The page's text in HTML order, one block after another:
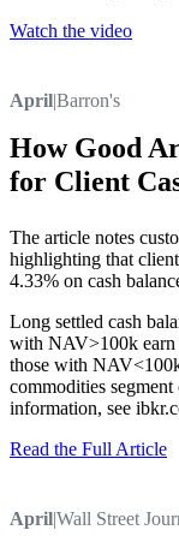
Watch the video
April|Barron's
How Good
for Client
The article notes
highlighting that
4.33% on cash
Long settled cash
with NAV>100k earn
those with
commodities
information, see
Read the Full Article
April|Wall Street